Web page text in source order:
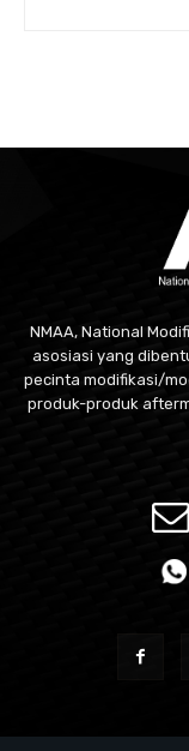
NMAA, National
asosiasi yang
pecinta modifikasi/
produk-produk